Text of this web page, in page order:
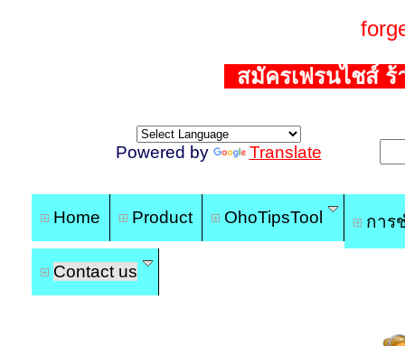
สมัครเฟรนไชส์
Powered by Translate
Home Product OhoTipsTool การ
Contact us